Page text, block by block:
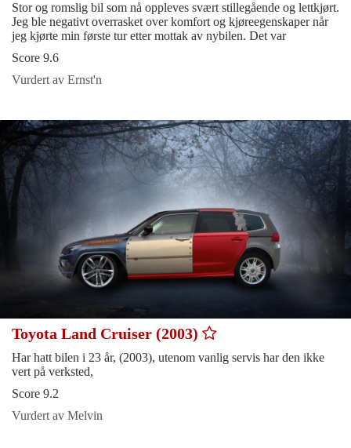
Stor og romslig bil som nå oppleves svært stillegående og lettkjørt.
Jeg ble negativt overrasket over komfort og kjøreegenskaper når
jeg kjørte min første tur etter mottak av nybilen. Det var
Score 9.6
Vurdert av Ernst'n
Toyota Land Cruiser (2003)
Har hatt bilen i 23 år, (2003), utenom vanlig servis har den ikke
vert på verksted,
Score 9.2
Vurdert av Melvin